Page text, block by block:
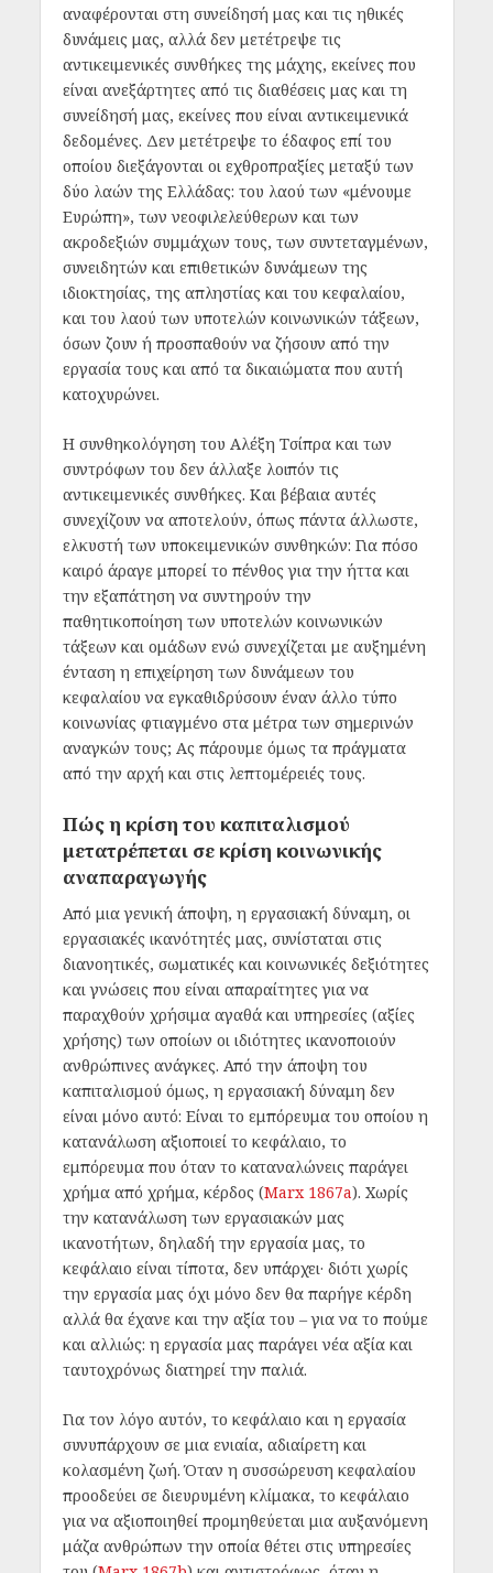
αναφέρονται στη συνείδησή μας και τις ηθικές
δυνάμεις μας, αλλά δεν μετέτρεψε τις
αντικειμενικές συνθήκες της μάχης, εκείνες που
είναι ανεξάρτητες από τις διαθέσεις μας και τη
συνείδησή μας, εκείνες που είναι αντικειμενικά
δεδομένες. Δεν μετέτρεψε το έδαφος επί του
οποίου διεξάγονται οι εχθροπραξίες μεταξύ των
δύο λαών της Ελλάδας: του λαού των «μένουμε
Ευρώπη», των νεοφιλελεύθερων και των
ακροδεξιών συμμάχων τους, των συντεταγμένων,
συνειδητών και επιθετικών δυνάμεων της
ιδιοκτησίας, της απληστίας και του κεφαλαίου,
και του λαού των υποτελών κοινωνικών τάξεων,
όσων ζουν ή προσπαθούν να ζήσουν από την
εργασία τους και από τα δικαιώματα που αυτή
κατοχυρώνει.
Η συνθηκολόγηση του Αλέξη Τσίπρα και των
συντρόφων του δεν άλλαξε λοιπόν τις
αντικειμενικές συνθήκες. Και βέβαια αυτές
συνεχίζουν να αποτελούν, όπως πάντα άλλωστε,
ελκυστή των υποκειμενικών συνθηκών: Για πόσο
καιρό άραγε μπορεί το πένθος για την ήττα και
την εξαπάτηση να συντηρούν την
παθητικοποίηση των υποτελών κοινωνικών
τάξεων και ομάδων ενώ συνεχίζεται με αυξημένη
ένταση η επιχείρηση των δυνάμεων του
κεφαλαίου να εγκαθιδρύσουν έναν άλλο τύπο
κοινωνίας φτιαγμένο στα μέτρα των σημερινών
αναγκών τους; Ας πάρουμε όμως τα πράγματα
από την αρχή και στις λεπτομέρειές τους.
Πώς η κρίση του καπιταλισμού
μετατρέπεται σε κρίση κοινωνικής
αναπαραγωγής
Από μια γενική άποψη, η εργασιακή δύναμη, οι
εργασιακές ικανότητές μας, συνίσταται στις
διανοητικές, σωματικές και κοινωνικές δεξιότητες
και γνώσεις που είναι απαραίτητες για να
παραχθούν χρήσιμα αγαθά και υπηρεσίες (αξίες
χρήσης) των οποίων οι ιδιότητες ικανοποιούν
ανθρώπινες ανάγκες. Από την άποψη του
καπιταλισμού όμως, η εργασιακή δύναμη δεν
είναι μόνο αυτό: Είναι το εμπόρευμα του οποίου η
κατανάλωση αξιοποιεί το κεφάλαιο, το
εμπόρευμα που όταν το καταναλώνεις παράγει
χρήμα από χρήμα, κέρδος (Marx 1867a). Χωρίς
την κατανάλωση των εργασιακών μας
ικανοτήτων, δηλαδή την εργασία μας, το
κεφάλαιο είναι τίποτα, δεν υπάρχει· διότι χωρίς
την εργασία μας όχι μόνο δεν θα παρήγε κέρδη
αλλά θα έχανε και την αξία του – για να το πούμε
και αλλιώς: η εργασία μας παράγει νέα αξία και
ταυτοχρόνως διατηρεί την παλιά.
Για τον λόγο αυτόν, το κεφάλαιο και η εργασία
συνυπάρχουν σε μια ενιαία, αδιαίρετη και
κολασμένη ζωή. Όταν η συσσώρευση κεφαλαίου
προοδεύει σε διευρυμένη κλίμακα, το κεφάλαιο
για να αξιοποιηθεί προμηθεύεται μια αυξανόμενη
μάζα ανθρώπων την οποία θέτει στις υπηρεσίες